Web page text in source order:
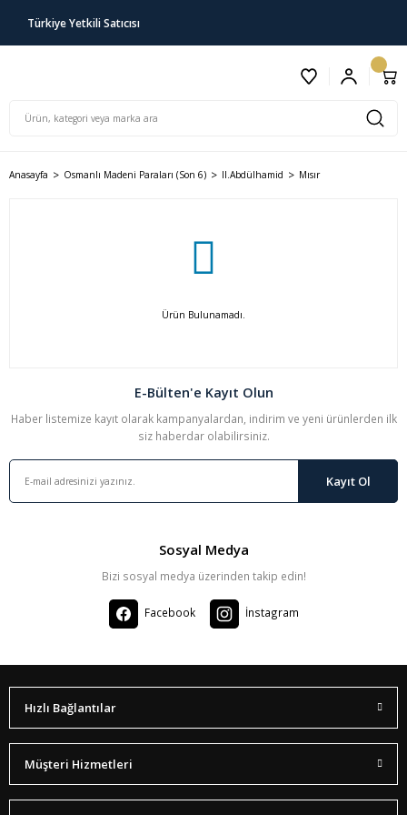
Türkiye Yetkili Satıcısı
Anasayfa Osmanlı Madeni Paraları (Son 6) II.Abdülhamid Mısır
Ürün Bulunamadı.
E-Bülten'e Kayıt Olun
Haber listemize kayıt olarak kampanyalardan, indirim ve yeni ürünlerden ilk
siz haberdar olabilirsiniz.
Kayıt Ol
Sosyal Medya
Bizi sosyal medya üzerinden takip edin!
Facebook İnstagram
Hızlı Bağlantılar
Müşteri Hizmetleri